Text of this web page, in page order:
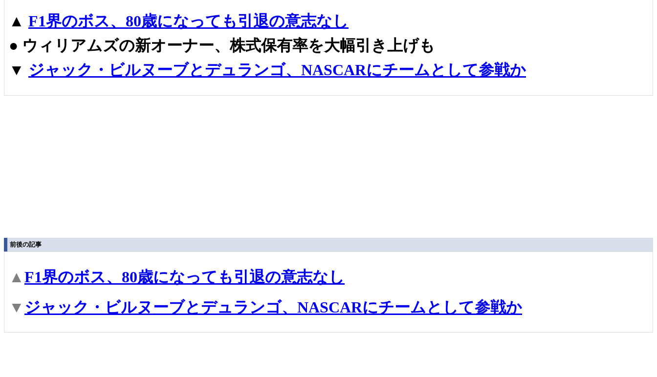
▲ F1界のボス、80歳になっても引退の意志なし
● ウィリアムズの新オーナー、株式保有率を大幅引き上げも
▼ ジャック・ビルヌーブとデュランゴ、NASCARにチームとして参戦か
前後の記事
▲F1界のボス、80歳になっても引退の意志なし
▼ ジャック・ビルヌーブとデュランゴ、NASCARにチームとして参戦か